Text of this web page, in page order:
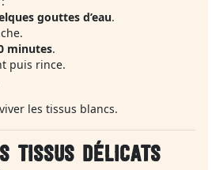
gouttes d’eau.
minutes.
puis rince.
les tissus blancs.
TISSUS DÉLICATS